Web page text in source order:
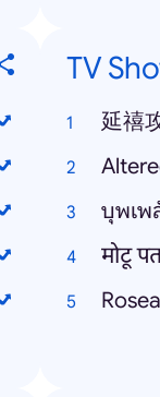
TV
延禧
บุพเพ
मोटू